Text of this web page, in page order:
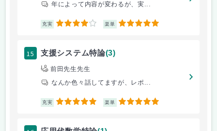
年によって内容が変わるが、実...
充実 4 楽単 5
15 支援システム特論(3)
前田先生先生
なんか色々話してますが、レポ...
充実 5 楽単 5